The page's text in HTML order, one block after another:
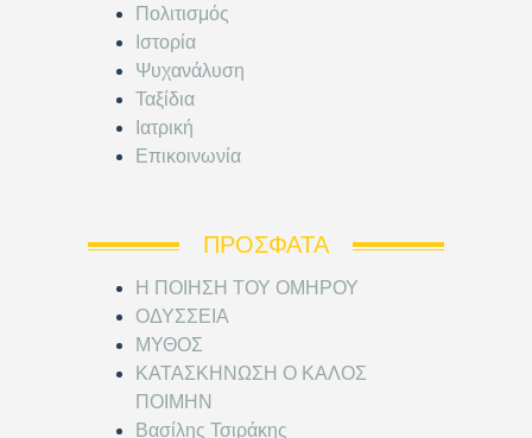
Πολιτισμός
Ιστορία
Ψυχανάλυση
Ταξίδια
Ιατρική
Επικοινωνία
ΠΡΌΣΦΑΤΑ
Η ΠΟΙΗΣΗ ΤΟΥ ΟΜΗΡΟΥ
ΟΔΥΣΣΕΙΑ
ΜΥΘΟΣ
ΚΑΤΑΣΚΗΝΩΣΗ Ο ΚΑΛΟΣ
ΠΟΙΜΗΝ
Βασίλης Τσιράκης